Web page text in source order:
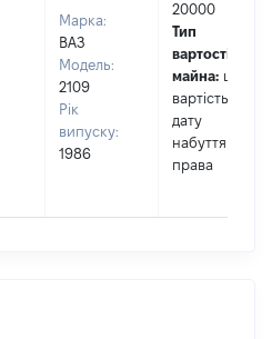
Марка:
ВАЗ
Модель:
2109
Рік
випуску:
1986
20000
Тип
вартості
майна: це
вартість на
дату
набуття
права